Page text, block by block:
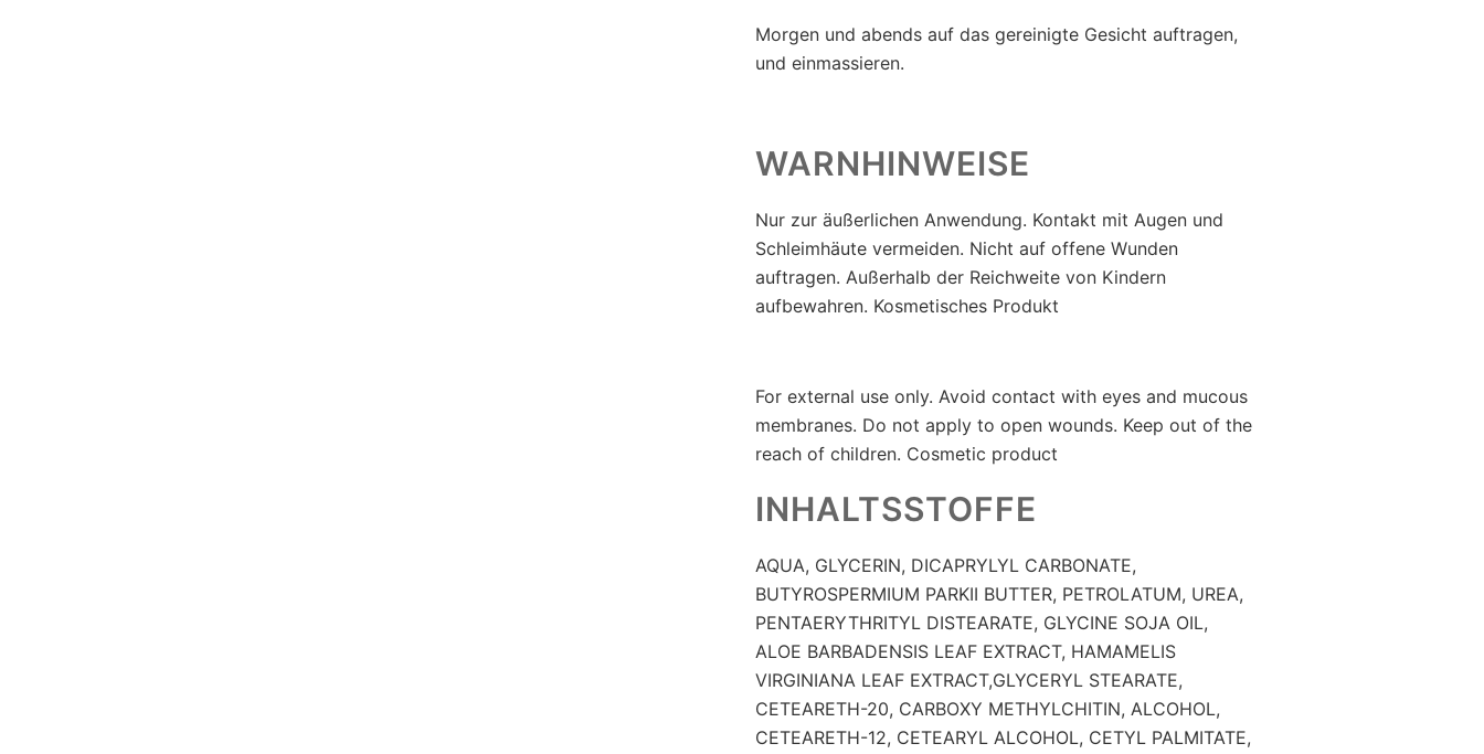
Morgen und abends auf das gereinigte Gesicht auftragen,
und einmassieren.
WARNHINWEISE
Nur zur äußerlichen Anwendung. Kontakt mit Augen und
Schleimhäute vermeiden. Nicht auf offene Wunden
auftragen. Außerhalb der Reichweite von Kindern
aufbewahren. Kosmetisches Produkt
For external use only. Avoid contact with eyes and mucous
membranes. Do not apply to open wounds. Keep out of the
reach of children. Cosmetic product
INHALTSSTOFFE
AQUA, GLYCERIN, DICAPRYLYL CARBONATE,
BUTYROSPERMIUM PARKII BUTTER, PETROLATUM, UREA,
PENTAERYTHRITYL DISTEARATE, GLYCINE SOJA OIL,
ALOE BARBADENSIS LEAF EXTRACT, HAMAMELIS
VIRGINIANA LEAF EXTRACT,GLYCERYL STEARATE,
CETEARETH-20, CARBOXY METHYLCHITIN, ALCOHOL,
CETEARETH-12, CETEARYL ALCOHOL, CETYL PALMITATE,